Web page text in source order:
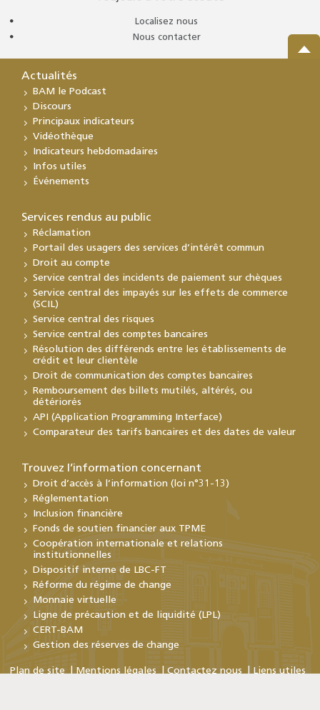
Localisez nous
Nous contacter
Actualités
BAM le Podcast
Discours
Principaux indicateurs
Vidéothèque
Indicateurs hebdomadaires
Infos utiles
Événements
Services rendus au public
Réclamation
Portail des usagers des services d’intérêt commun
Droit au compte
Service central des incidents de paiement sur chèques
Service central des impayés sur les effets de commerce
(SCIL)
Service central des risques
Service central des comptes bancaires
Résolution des différends entre les établissements de
crédit et leur clientèle
Droit de communication des comptes bancaires
Remboursement des billets mutilés, altérés, ou
détériorés
API (Application Programming Interface)
Comparateur des tarifs bancaires et des dates de valeur
Trouvez l’information concernant
Droit d’accès à l’information (loi n°31-13)
Réglementation
Inclusion financière
Fonds de soutien financier aux TPME
Coopération internationale et relations
institutionnelles
Dispositif interne de LBC-FT
Réforme du régime de change
Monnaie virtuelle
Ligne de précaution et de liquidité (LPL)
CERT-BAM
Gestion des réserves de change
Plan de site Mentions légales Contactez nous Liens utiles